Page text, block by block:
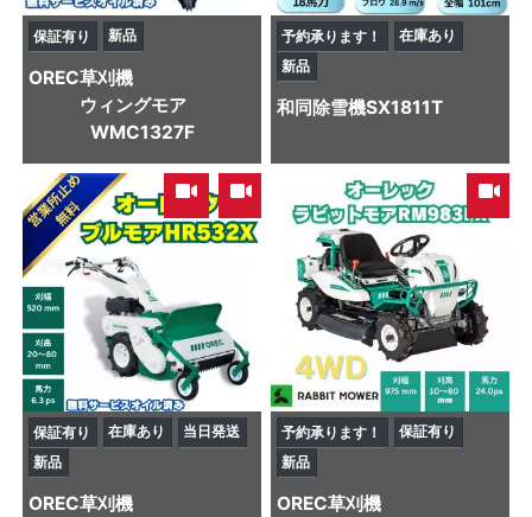
保証有り 新品
OREC草刈機
ウィングモア
WMC1327F
予約承ります！
在庫あり
新品
和同除雪機SX1811T
,
保証有り 在庫あり
当日発送
新品
OREC草刈機
予約承ります！
保証有り
新品
OREC草刈機